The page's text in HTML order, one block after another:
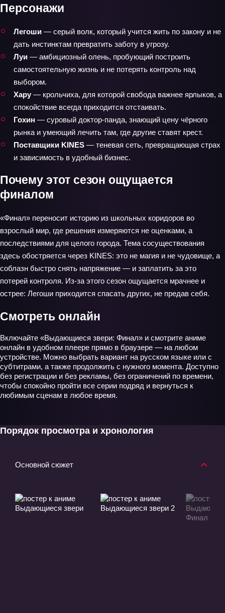
Персонажи
Легоши — серый волк, который учится жить по закону и не
дать инстинктам превратить заботу в угрозу.
Луи — амбициозный олень, пробующий построить
самостоятельную жизнь и не потерять контроль над
выбором.
Хару — крольчиха, для которой свобода важнее ярлыков, а
спокойствие всегда приходится отстаивать.
Гохин — суровый доктор-панда, знающий цену чёрного
рынка и умеющий лечить там, где другие ставят крест.
Поставщики KINES — теневая сеть, превращающая страх
и зависимость в удобный бизнес.
Почему этот сезон ощущается
финалом
«Финал» переносит историю из школьных коридоров во
взрослый мир, где решения измеряются не оценками, а
последствиями для целого города. Тема сосуществования
здесь обостряется через KINES: это не магия и не чудовище, а
соблазн быстро снять напряжение — и заплатить за это
потерей контроля. Из‑за этого сезон ощущается мрачнее и
острее: Легоши приходится спасать других, не предав себя.
Смотреть онлайн
Включайте «Выдающиеся звери: Финал» и смотрите аниме
онлайн в удобном плеере прямо в браузере — на любом
устройстве. Можно выбрать вариант на русском языке или с
субтитрами, а также продолжить с нужного момента. Доступно
без регистрации и без рекламы, без ограничений по времени,
чтобы спокойно пройти все серии подряд и вернуться к
любимым сценам в любое время.
Порядок просмотра и хронология
Основной сюжет